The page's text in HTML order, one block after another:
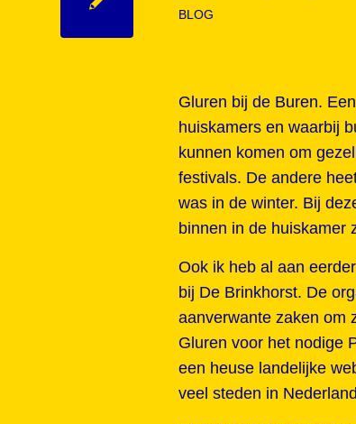
BLOG
Gluren bij de Buren.
huiskamers en waarbij
kunnen komen om
festivals. De andere
was in de winter. Bij
binnen in de huiskamer
Ook ik heb al aan
bij De Brinkhorst. De
aanverwante zaken om
Gluren voor het nodige
een heuse landelijke
veel steden in